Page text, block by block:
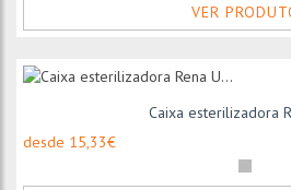
VER
Caixa esterilizadora
desde 15,33€